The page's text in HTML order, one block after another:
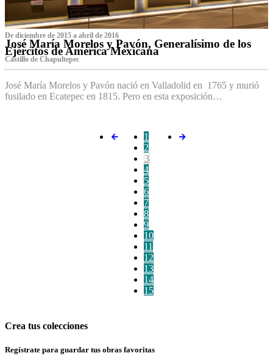
De diciembre de 2015 a abril de 2016
José María Morelos y Pavón, Generalísimo de los
Ejércitos de América Mexicana
C‌astillo de Chapultepec
José María Morelos y Pavón nació en Valladolid en 1765 y murió
fusilado en Ecatepec en 1815. Pero en esta exposición…
1
2
3
4
5
6
7
8
9
10
11
12
13
14
15
Crea tus colecciones
Regístrate para guardar tus obras favoritas